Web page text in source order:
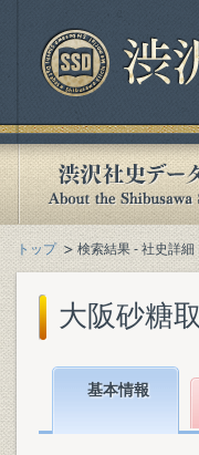
トップ 検索結果 - 社史詳細
大阪砂糖
基本情報